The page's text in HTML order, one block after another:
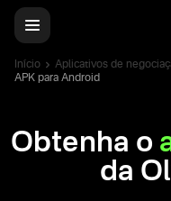
Início Aplicativos de
APK para Android
Obtenha o
da